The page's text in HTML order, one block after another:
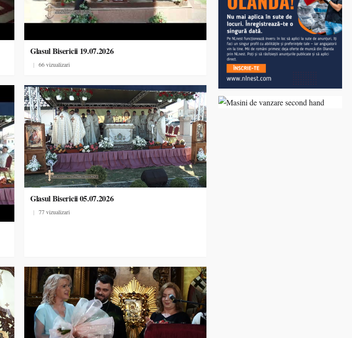
Glasul Bisericii 19.07.2026
| 66 vizualizari
Glasul Bisericii 05.07.2026
| 77 vizualizari